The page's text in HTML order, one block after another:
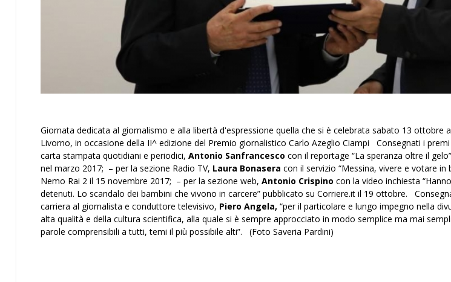
Giornata dedicata al giornalismo e alla libertà d'espressione quella che si è celebrata sabato 13 ottobre
Livorno, in occasione della II^ edizione del Premio giornalistico Carlo Azeglio Ciampi Consegnati i
carta stampata quotidiani e periodici, Antonio Sanfrancesco con il reportage “La speranza oltre il
nel marzo 2017; – per la sezione Radio TV, Laura Bonasera con il servizio “Messina, vivere e votare in
Nemo Rai 2 il 15 novembre 2017; – per la sezione web, Antonio Crispino con la video inchiesta
detenuti. Lo scandalo dei bambini che vivono in carcere” pubblicato su Corriere.it il 19 ottobre.
carriera al giornalista e conduttore televisivo, Piero Angela, “per il particolare e lungo impegno nella
alta qualità e della cultura scientifica, alla quale si è sempre approcciato in modo semplice ma mai
parole comprensibili a tutti, temi il più possibile alti”. (Foto Saveria Pardini)